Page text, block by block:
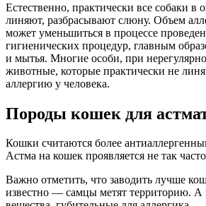
Естественно, практически все собаки в
линяют, разбрасывают слюну. Объем
может уменьшиться в процессе
гигиенических процедур, главным
и мытья. Многие особи, при
животные, которые практически не
аллергию у человека.
Породы кошек для
Кошки считаются более
Астма на кошек проявляется не так часто
Важно отметить, что заводить лучше
известно — самцы метят территорию. А